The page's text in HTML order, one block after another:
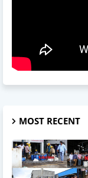
MOST RECENT